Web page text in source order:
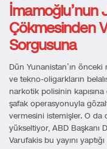
İmamoğlu’nun
Çökmesinden
Sorgusuna
Dün Yunanistan’ın
ve tekno-oligarkların
narkotik polisinin
şafak operasyonuyla
vermesini istemişler. O
yükseltiyor, ABD Başkanı
Varufakis bu yayını